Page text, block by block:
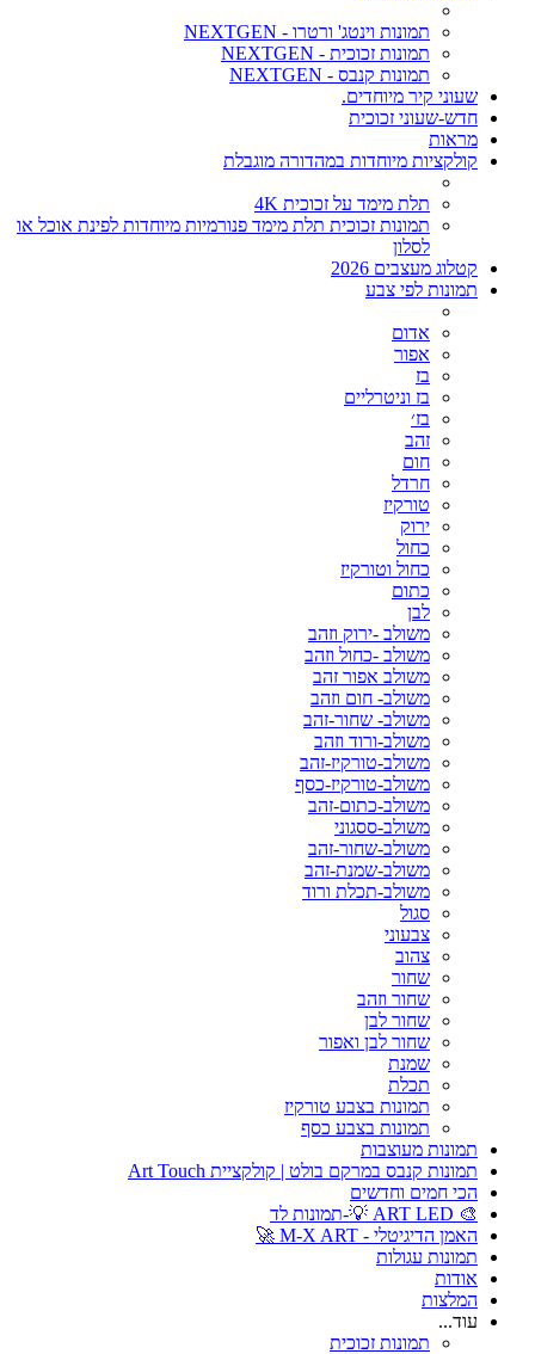
תמונות וינטג' ורטרו - NEXTGEN
תמונות זכוכית - NEXTGEN
תמונות קנבס - NEXTGEN
שעוני קיר מיוחדים.
חדש-שעוני זכוכית
מראות
קולקציות מיוחדות במהדורה מוגבלת
תלת מימד על זכוכית 4K
תמונות זכוכית תלת מימד פנורמיות מיוחדות לפינת אוכל או
לסלון
קטלוג מעצבים 2026
תמונות לפי צבע
אדום
אפור
בז
בז וניטרליים
בז׳
זהב
חום
חרדל
טורקיז
ירוק
כחול
כחול וטורקיז
כתום
לבן
משולב -ירוק וזהב
משולב -כחול וזהב
משולב אפור זהב
משולב- חום וזהב
משולב- שחור-זהב
משולב-ורוד וזהב
משולב-טורקיז-זהב
משולב-טורקיז-כסף
משולב-כתום-זהב
משולב-ססגוני
משולב-שחור-זהב
משולב-שמנת-זהב
משולב-תכלת ורוד
סגול
צבעוני
צהוב
שחור
שחור וזהב
שחור לבן
שחור לבן ואפור
שמנת
תכלת
תמונות בצבע טורקיז
תמונות בצבע כסף
תמונות מעוצבות
תמונות קנבס במרקם בולט | קולקציית Art Touch
הכי חמים וחדשים
🎨 ART LED 💡-תמונות לד
האמן הדיגיטלי - M-X ART 🚀
תמונות עגולות
אודות
המלצות
עוד...
תמונות זכוכית